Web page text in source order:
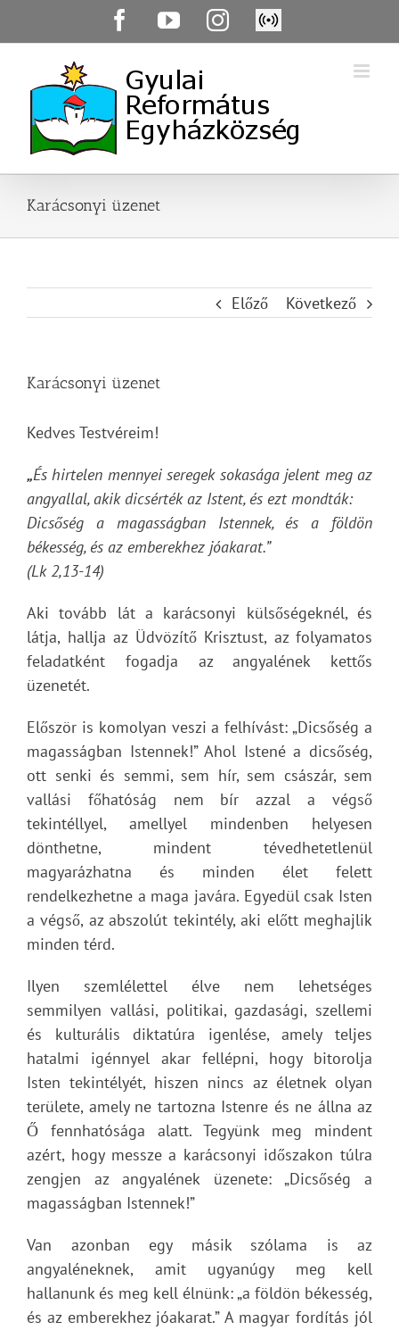
FacebookYouTubeInstagram
Élő
közvetítés
Karácsonyi üzenet
Előző Következő
Karácsonyi üzenet
Kedves Testvéreim!
„És hirtelen mennyei seregek sokasága jelent meg az
angyallal, akik dicsérték az Istent, és ezt mondták:
Dicsőség a magasságban Istennek, és a földön
békesség, és az emberekhez jóakarat.”
(Lk 2,13-14)
Aki tovább lát a karácsonyi külsőségeknél, és
látja, hallja az Üdvözítő Krisztust, az folyamatos
feladatként fogadja az angyalének kettős
üzenetét.
Először is komolyan veszi a felhívást: „Dicsőség a
magasságban Istennek!” Ahol Istené a dicsőség,
ott senki és semmi, sem hír, sem császár, sem
vallási főhatóság nem bír azzal a végső
tekintéllyel, amellyel mindenben helyesen
dönthetne, mindent tévedhetetlenül
magyarázhatna és minden élet felett
rendelkezhetne a maga javára. Egyedül csak Isten
a végső, az abszolút tekintély, aki előtt meghajlik
minden térd.
Ilyen szemlélettel élve nem lehetséges
semmilyen vallási, politikai, gazdasági, szellemi
és kulturális diktatúra igenlése, amely teljes
hatalmi igénnyel akar fellépni, hogy bitorolja
Isten tekintélyét, hiszen nincs az életnek olyan
területe, amely ne tartozna Istenre és ne állna az
Ő fennhatósága alatt. Tegyünk meg mindent
azért, hogy messze a karácsonyi időszakon túlra
zengjen az angyalének üzenete: „Dicsőség a
magasságban Istennek!”
Van azonban egy másik szólama is az
angyaléneknek, amit ugyanúgy meg kell
hallanunk és meg kell élnünk: „a földön békesség,
és az emberekhez jóakarat.” A magyar fordítás jól